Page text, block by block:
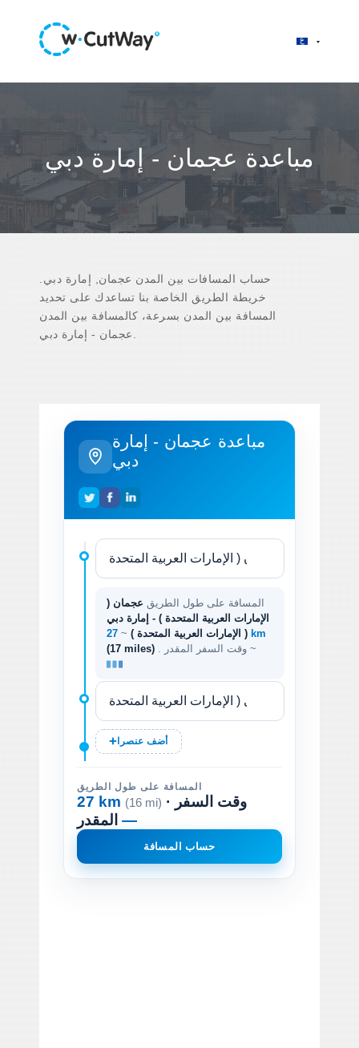
مباعدة عجمان - إمارة دبي
حساب المسافات بين المدن عجمان, إمارة دبي.
خريطة الطريق الخاصة بنا تساعدك على تحديد
المسافة بين المدن بسرعة، كالمسافة بين المدن
مباعدة عجمان - إمارة
دبي
المسافة على طول الطريق عجمان (
الإمارات العربية المتحدة ) - إمارة دبي
( الإمارات العربية المتحدة ) ~
27 km
(17 miles)
. وقت السفر المقدر ~
أضف عنصرا
المسافة على طول الطريق
27 km (16 mi) · وقت السفر
—
حساب المسافة